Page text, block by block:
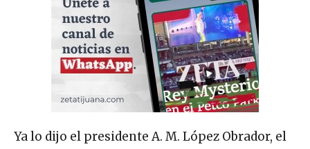
Ya lo dijo el presidente A. M. López Obrador, el